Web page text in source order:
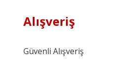
Alışveriş
Güvenli Alışveriş